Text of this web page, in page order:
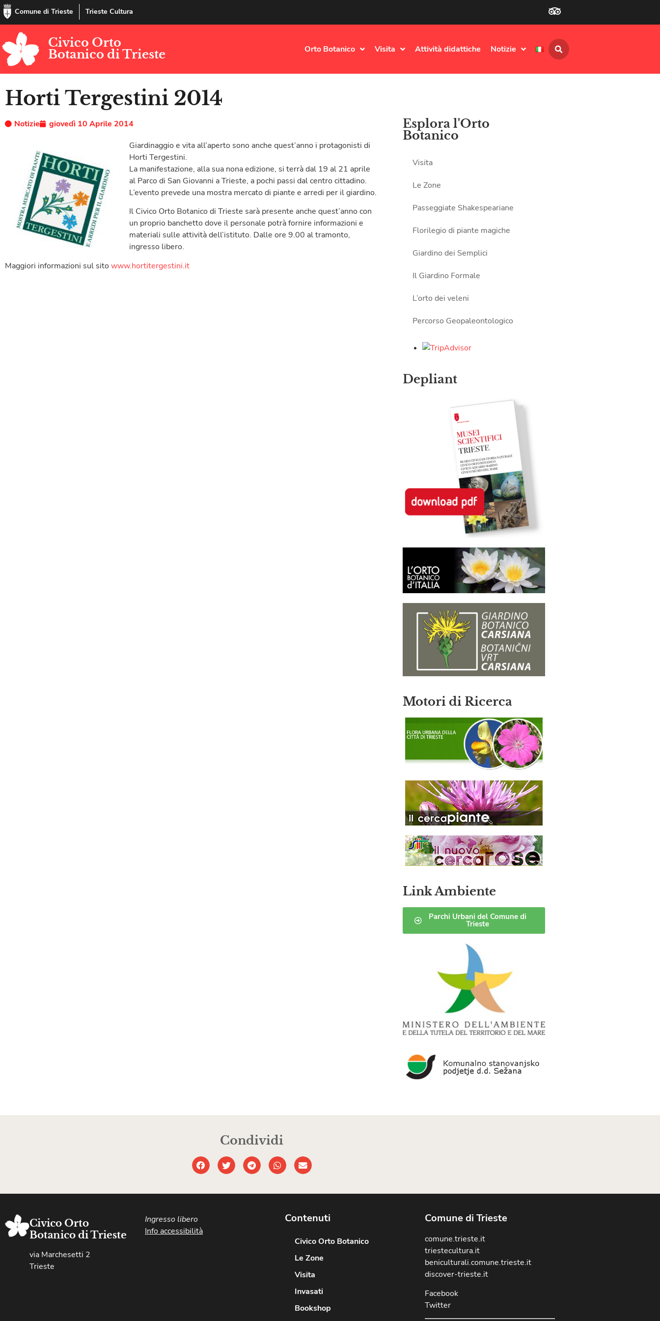
Comune di Trieste Trieste Cultura
Civico Orto
Botanico di Trieste
Orto Botanico Visita Attività didattiche Notizie
Horti Tergestini 2014
Notizie
giovedì 10 Aprile 2014
Giardinaggio e vita all’aperto sono anche quest’anno i protagonisti di
Horti Tergestini.
La manifestazione, alla sua nona edizione, si terrà dal 19 al 21 aprile
al Parco di San Giovanni a Trieste, a pochi passi dal centro cittadino.
L’evento prevede una mostra mercato di piante e arredi per il giardino.
Il Civico Orto Botanico di Trieste sarà presente anche quest’anno con
un proprio banchetto dove il personale potrà fornire informazioni e
materiali sulle attività dell’istituto. Dalle ore 9.00 al tramonto,
ingresso libero.
Maggiori informazioni sul sito www.hortitergestini.it
Esplora l'Orto
Botanico
Visita
Le Zone
Passeggiate Shakespeariane
Florilegio di piante magiche
Giardino dei Semplici
Il Giardino Formale
L’orto dei veleni
Percorso Geopaleontologico
Depliant
Motori di Ricerca
Link Ambiente
Parchi Urbani del Comune di
Trieste
Condividi
Civico Orto
Botanico di Trieste
via Marchesetti 2
Trieste
Ingresso libero
Info accessibilità
Contenuti
Civico Orto Botanico
Le Zone
Visita
Invasati
Bookshop
Comune di Trieste
comune.trieste.it
triestecultura.it
beniculturali.comune.trieste.it
discover-trieste.it
Facebook
Twitter